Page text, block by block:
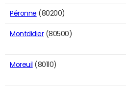
Péronne (80200)
Montdidier(80500)
Moreuil (80110)